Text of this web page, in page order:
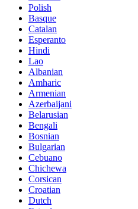
Polish
Basque
Catalan
Esperanto
Hindi
Lao
Albanian
Amharic
Armenian
Azerbaijani
Belarusian
Bengali
Bosnian
Bulgarian
Cebuano
Chichewa
Corsican
Croatian
Dutch